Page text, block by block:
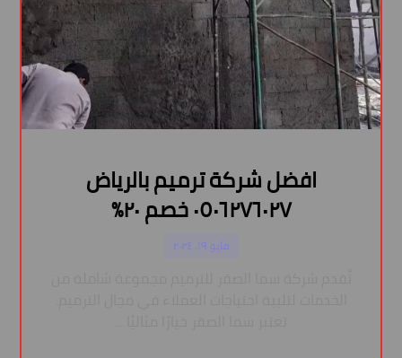
افضل شركة ترميم بالرياض
٠٥٠٦٢٧٦٠٢٧ خصم ٢٠%
مايو ١٩, ٢٠٢٤